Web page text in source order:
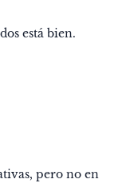
está bien.
pero no en